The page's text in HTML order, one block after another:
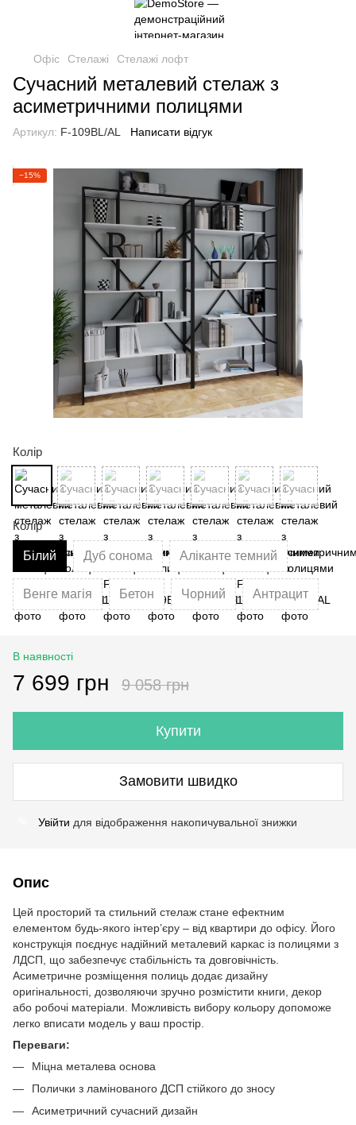
Офіс Стелажі Стелажі лофт
Сучасний металевий стелаж з
асиметричними полицями
Артикул: F-109BL/AL Написати відгук
−15%
Колір
Колір
Білий Дуб сонома Аліканте темний
Венге магія Бетон Чорний Антрацит
В наявності
7 699 грн 9 058 грн
Купити
Замовити швидко
Увійти для відображення накопичувальної знижки
Опис
Цей просторий та стильний стелаж стане ефектним
елементом будь-якого інтер’єру – від квартири до офісу. Його
конструкція поєднує надійний металевий каркас із полицями з
ЛДСП, що забезпечує стабільність та довговічність.
Асиметричне розміщення полиць додає дизайну
оригінальності, дозволяючи зручно розмістити книги, декор
або робочі матеріали. Можливість вибору кольору допоможе
легко вписати модель у ваш простір.
Переваги:
Міцна металева основа
Полички з ламінованого ДСП стійкого до зносу
Асиметричний сучасний дизайн